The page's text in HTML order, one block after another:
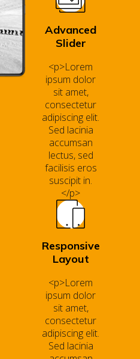
Advanced
Slider
<p>Lorem
ipsum dolor
sit amet,
consectetur
adipiscing elit.
Sed lacinia
accumsan
lectus, sed
facilisis eros
suscipit in.
</p>
Responsive
Layout
<p>Lorem
ipsum dolor
sit amet,
consectetur
adipiscing elit.
Sed lacinia